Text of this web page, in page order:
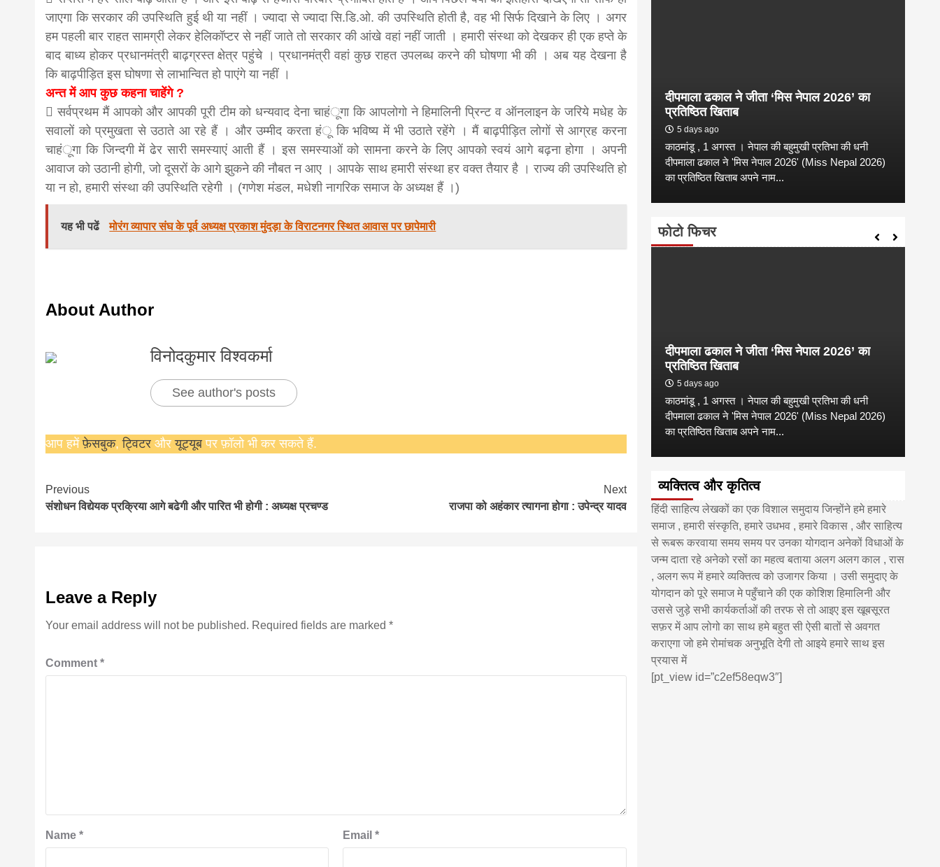
जाएगा कि सरकार की उपस्थिति हुई थी या नहीं । ज्यादा से ज्यादा सि.डि.ओ. की उपस्थिति होती है, वह भी सिर्फ दिखाने के लिए । अगर
हम पहली बार राहत सामग्री लेकर हेलिकॉप्टर से नहीं जाते तो सरकार की आंखे वहां नहीं जाती । हमारी संस्था को देखकर ही एक हप्ते के
बाद बाध्य होकर प्रधानमंत्री बाढ़ग्रस्त क्षेत्र पहुंचे । प्रधानमंत्री वहां कुछ राहत उपलब्ध करने की घोषणा भी की । अब यह देखना है
कि बाढ़पीड़ित इस घोषणा से लाभान्वित हो पाएंगे या नहीं ।
अन्त में आप कुछ कहना चाहेंगे ?
 सर्वप्रथम मैं आपको और आपकी पूरी टीम को धन्यवाद देना चाहंूगा कि आपलोगो ने हिमालिनी प्रिन्ट व ऑनलाइन के जरिये मधेह के
सवालों को प्रमुखता से उठाते आ रहे हैं । और उम्मीद करता हंू कि भविष्य में भी उठाते रहेंगे । मैं बाढ़पीड़ित लोगों से आग्रह करना
चाहंूगा कि जिन्दगी में ढेर सारी समस्याएं आती हैं । इस समस्याओं को सामना करने के लिए आपको स्वयं आगे बढ़ना होगा । अपनी
आवाज को उठानी होगी, जो दूसरों के आगे झुकने की नौबत न आए । आपके साथ हमारी संस्था हर वक्त तैयार है । राज्य की उपस्थिति हो
या न हो, हमारी संस्था की उपस्थिति रहेगी । (गणेश मंडल, मधेशी नागरिक समाज के अध्यक्ष हैं ।)
यह भी पढें मोरंग व्यापार संघ के पूर्व अध्यक्ष प्रकाश मुंदड़ा के विराटनगर स्थित आवास पर छापेमारी
About Author
विनोदकुमार विश्वकर्मा
See author's posts
आप हमेंफ़ेसबुक,ट्विटरऔरयूट्यूब पर फ़ॉलो भी कर सकते हैं.
Continue
Reading
Previous
संशोधन विद्येयक प्रक्रिया आगे बढेगी और पारित भी होगी : अध्यक्ष प्रचण्ड
Next
राजपा को अहंकार त्यागना होगा : उपेन्द्र यादव
Leave a Reply
Your email address will not be published. Required fields are marked*
Comment*
Name* Email*
बड़े अंतर से जीत हासिल करुँंगी –रेणु दाहाल
6 months ago
काठमांडू, फागुन ४ – चितवन क्षेत्र नम्बर ३ में प्रतिनिधिसभा
सदस्य के रूप में अपनी उम्मीदवारी दे चुकी रेणु दाहाल ने कहा है
दीपमाला ढकाल ने जीता ‘मिस नेपाल 2026’ का
प्रतिष्ठित खिताब
5 days ago
काठमांडू , 1 अगस्त । नेपाल की बहुमुखी प्रतिभा की धनी
दीपमाला ढकाल ने 'मिस नेपाल 2026' (Miss Nepal 2026)
का प्रतिष्ठित खिताब अपने नाम...
फोटो फिचर
दीपमाला ढकाल ने जीता ‘मिस नेपाल 2026’ का
प्रतिष्ठित खिताब
5 days ago
काठमांडू , 1 अगस्त । नेपाल की बहुमुखी प्रतिभा की धनी
दीपमाला ढकाल ने 'मिस नेपाल 2026' (Miss Nepal 2026)
का प्रतिष्ठित खिताब अपने नाम...
व्यक्तित्व और कृतित्व
हिंदी साहित्य लेखकों का एक विशाल समुदाय जिन्होंने हमे हमारे
समाज , हमारी संस्कृति, हमारे उधभव , हमारे विकास , और साहित्य
से रूबरू करवाया समय समय पर उनका योगदान अनेकों विधाओं के
जन्म दाता रहे अनेको रसों का महत्व बताया अलग अलग काल , रास
, अलग रूप में हमारे व्यक्तित्व को उजागर किया । उसी समुदाए के
योगदान को पूरे समाज मे पहुँचाने की एक कोशिश हिमालिनी और
उससे जुड़े सभी कार्यकर्ताओं की तरफ से तो आइए इस खूबसूरत
सफ़र में आप लोगो का साथ हमे बहुत सी ऐसी बातों से अवगत
कराएगा जो हमे रोमांचक अनुभूति देगी तो आइये हमारे साथ इस
प्रयास में
[pt_view id=”c2ef58eqw3″]